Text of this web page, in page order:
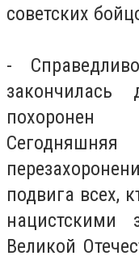
советских
-
похоронен
подвига всех,
нацистскими
Великой